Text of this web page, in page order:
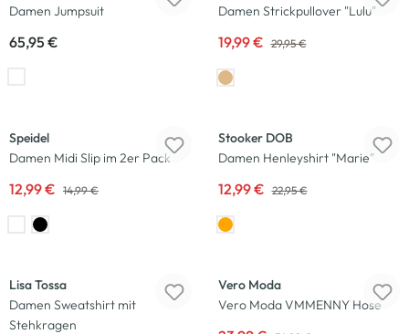
Damen Jumpsuit
65,95 €
Damen Strickpullover "Lulu"
19,99 € 29,95 €
Speidel
Damen Midi Slip im 2er Pack
12,99 € 14,99 €
Stooker DOB
Damen Henleyshirt "Marie"
12,99 € 22,95 €
Lisa Tossa
Damen Sweatshirt mit
Stehkragen
Vero Moda
Vero Moda VMMENNY Hose